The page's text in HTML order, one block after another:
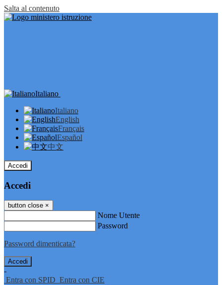
Salta al contenuto
Italiano
Italiano
English
Français
Español
中文
Accedi
Accedi
button close ×
Nome Utente
Password
Password dimenticata?
-
Entra con SPID Entra con CIE